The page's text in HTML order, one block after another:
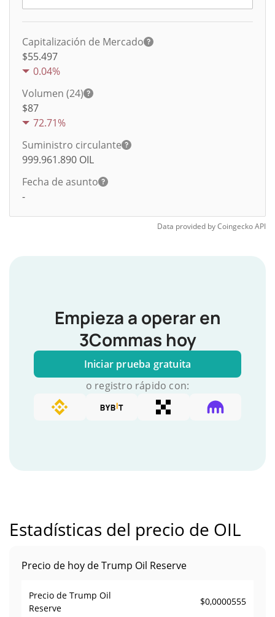
Capitalización de Mercado
$55.497
0.04%
Volumen (24)
$87
72.71%
Suministro circulante
999.961.890 OIL
Fecha de asunto
-
Data provided byCoingeckoAPI
Empieza a operar en
3Commas hoy
Iniciar prueba gratuita
o registro rápido con:
Estadísticas del precio de OIL
Precio de hoy de Trump Oil Reserve
Precio de Trump Oil
Reserve
$0,0000555